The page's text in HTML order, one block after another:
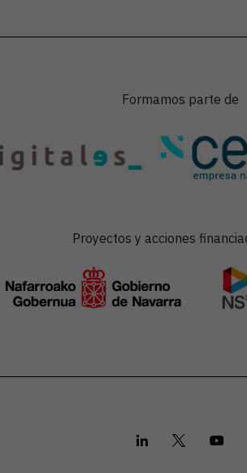
Formamos parte de
Proyectos y acciones